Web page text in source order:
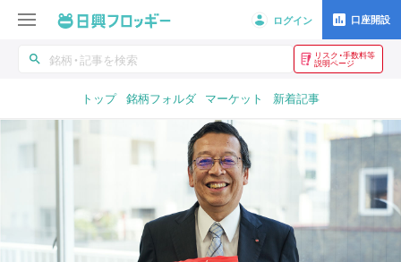
ログイン 口座開設
トップ 銘柄フォルダ マーケット 新着記事
search リスク・手数料等
説明ページ